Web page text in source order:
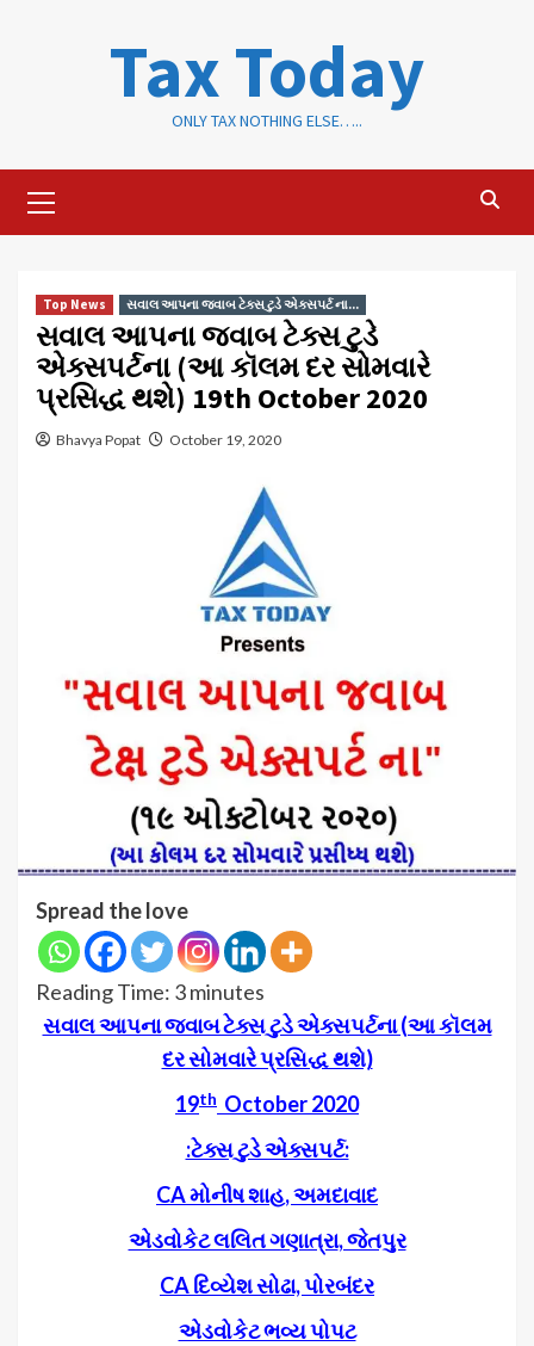
Tax Today
ONLY TAX NOTHING ELSE…..
Menu
Top News સવાલ આપના જવાબ ટેક્સ ટુડે એક્સપર્ટ ના...
સવાલ આપના જવાબ ટેક્સ ટુડે
એક્સપર્ટના (આ કૉલમ દર સોમવારે
પ્રસિદ્ધ થશે) 19th October 2020
Bhavya Popat October 19, 2020
Spread the love
Reading Time: 3minutes
સવાલ આપના જવાબ ટેક્સ ટુડે એક્સપર્ટના (આ કૉલમ
દર સોમવારે પ્રસિદ્ધ થશે)
19th October 2020
:ટેક્સ ટુડે એક્સપર્ટ:
CA મોનીષ શાહ, અમદાવાદ
એડવોકેટ લલિત ગણાત્રા, જેતપુર
CA દિવ્યેશ સોઢા, પોરબંદર
એડવોકેટ ભવ્ય પોપટ